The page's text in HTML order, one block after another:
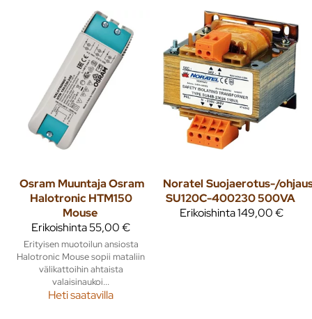
Osram Muuntaja Osram
Halotronic HTM150
Mouse
Erikoishinta55,00 €
Erityisen muotoilun ansiosta
Halotronic Mouse sopii mataliin
välikattoihin ahtaista
valaisinaukoi...
Heti saatavilla
Noratel Suojaerotus-/
SU120C-400230 500VA
Erikoishinta149,00 €